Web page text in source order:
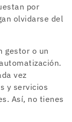
por
olvidarse del
gestor o un
vez
y servicios
Así, no tienes